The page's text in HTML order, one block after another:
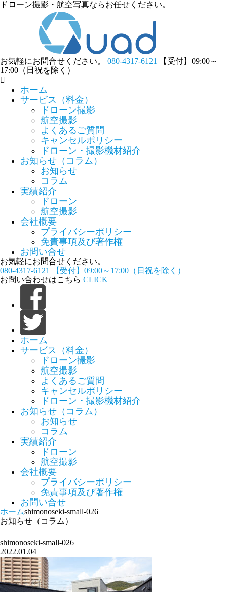
ドローン撮影・航空写真ならお任せください。
お気軽にお問合せください。 080-4317-6121
【受付】09:00～
17:00（日祝を除く）
ホーム
サービス（料金）
ドローン撮影
航空撮影
よくあるご質問
キャンセルポリシー
ドローン・撮影機材紹介
お知らせ（コラム）
お知らせ
コラム
実績紹介
ドローン
航空撮影
会社概要
プライバシーポリシー
免責事項及び著作権
お問い合せ
お気軽にお問合せください。
080-4317-6121
【受付】09:00～17:00（日祝を除く）
お問い合わせはこちら CLICK
ホーム
サービス（料金）
ドローン撮影
航空撮影
よくあるご質問
キャンセルポリシー
ドローン・撮影機材紹介
お知らせ（コラム）
お知らせ
コラム
実績紹介
ドローン
航空撮影
会社概要
プライバシーポリシー
免責事項及び著作権
お問い合せ
ホームshimonoseki-small-026
お知らせ（コラム）
shimonoseki-small-026
2022.01.04